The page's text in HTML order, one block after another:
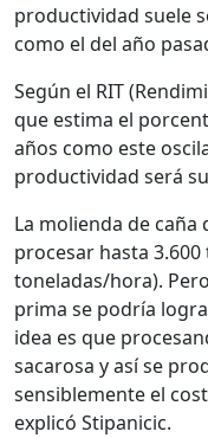
productividad suele
como el del año
Según el RIT
que estima el
años como este
productividad será
La molienda de
procesar hasta
toneladas/hora).
prima se podría
idea es que
sacarosa y así se
sensiblemente el
explicó Stipanicic.